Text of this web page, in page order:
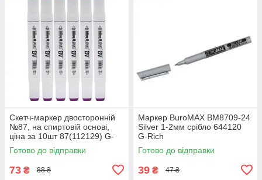
Скетч-маркер двосторонній
№87, на спиртовій основі,
ціна за 10шт 87(112129) G-
Rich
Готово до відправки
73 ₴ 88 ₴
Маркер BuroMAX BM8709-24
Silver 1-2мм срібло 644120
G-Rich
Готово до відправки
39 ₴ 47 ₴